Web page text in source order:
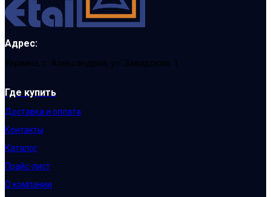
Адрес:
Украина, г. Александрия, ул. Заводская, 1
Где купить
Доставка и оплата
Контакты
Каталог
Прайс-лист
О компании